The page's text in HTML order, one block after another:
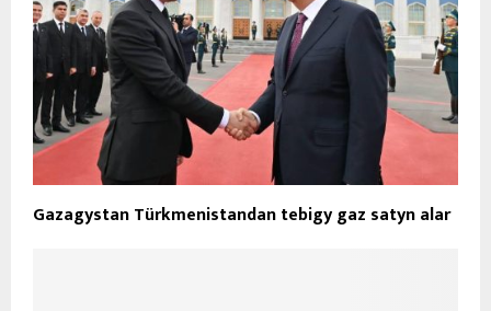
Gazagystan Türkmenistandan tebigy gaz satyn alar